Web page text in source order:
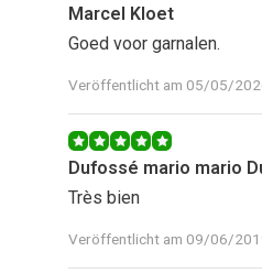
Marcel Kloet
Goed voor garnalen.
Veröffentlicht am 05/05/
Dufossé mario mario
Très bien
Veröffentlicht am 09/06/